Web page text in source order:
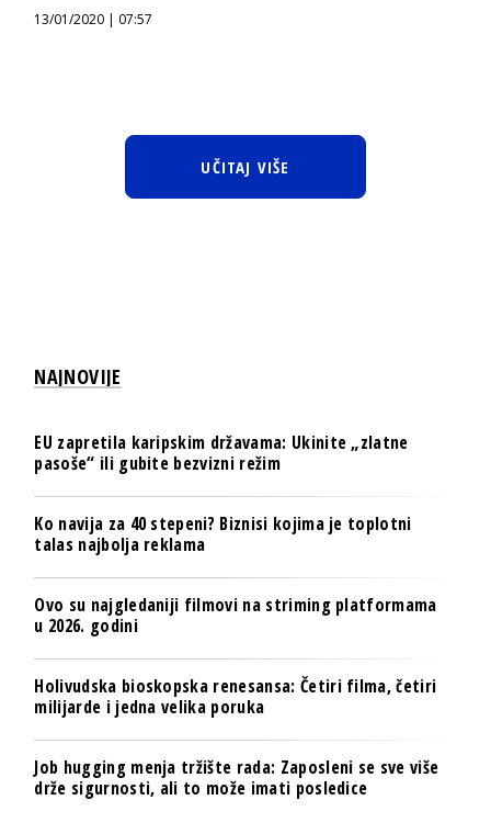
13/01/2020 | 07:57
UČITAJ VIŠE
NAJNOVIJE
EU zapretila karipskim državama: Ukinite „zlatne
pasoše“ ili gubite bezvizni režim
Ko navija za 40 stepeni? Biznisi kojima je toplotni
talas najbolja reklama
Ovo su najgledaniji filmovi na striming platformama
u 2026. godini
Holivudska bioskopska renesansa: Četiri filma, četiri
milijarde i jedna velika poruka
Job hugging menja tržište rada: Zaposleni se sve više
drže sigurnosti, ali to može imati posledice